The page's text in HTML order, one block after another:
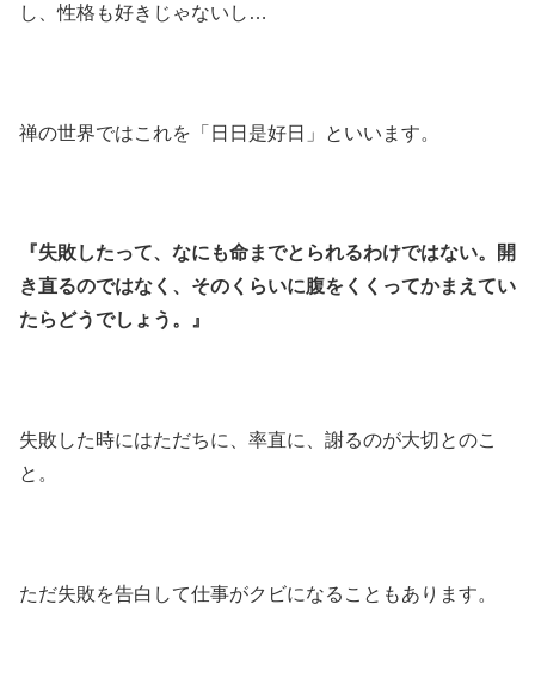
し、性格も好きじゃないし…
禅の世界ではこれを「日日是好日」といいます。
『失敗したって、なにも命までとられるわけではない。開
き直るのではなく、そのくらいに腹をくくってかまえてい
たらどうでしょう。』
失敗した時にはただちに、率直に、謝るのが大切とのこ
と。
ただ失敗を告白して仕事がクビになることもあります。